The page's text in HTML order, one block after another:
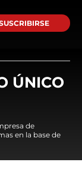
ÚNICO
de
en la base de